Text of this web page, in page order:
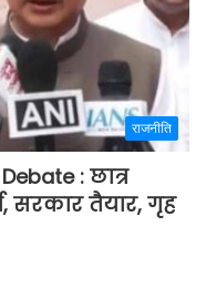
राजनीति
: छात्र
सरकार तैयार, गृह